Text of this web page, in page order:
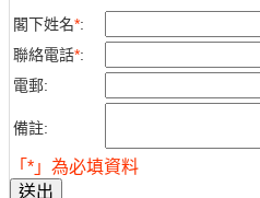
閣下姓名*:
聯絡電話*:
電郵:
備註:
「*」為必填資料
送出